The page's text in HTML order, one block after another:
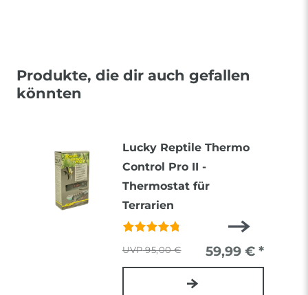
Produkte, die dir auch gefallen
könnten
Lucky Reptile Thermo
Control Pro II -
Thermostat für
Terrarien
95,00 € 59,99 € *